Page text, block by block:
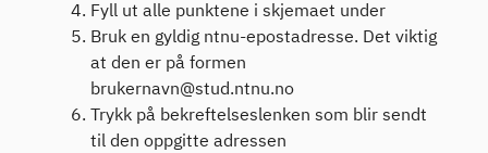
Fyll ut alle punktene i skjemaet under
Bruk en gyldig ntnu-epostadresse. Det viktig
at den er på formen
brukernavn@stud.ntnu.no
Trykk på bekreftelseslenken som blir sendt
til den oppgitte adressen